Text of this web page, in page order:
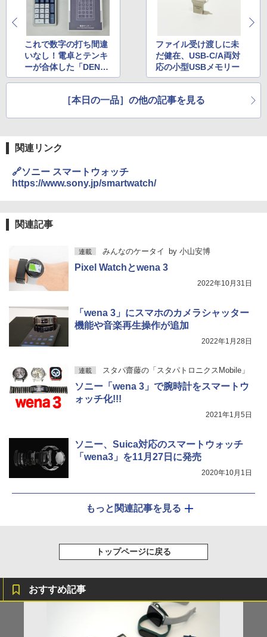
これで数字の打ち間違
いなし！電卓とテンキ
ーが合体した「DENTE
N」を導入
ファイル受け渡しに未
だ健在、USB-C/A両対
応の小型USBメモリー
［本日の一品］の他の記事を見る
関連リンク
🔗ソニー スマートウォッチ
https://www.sony.jp/smartwatch/
関連記事
連載 みんなのケータイ by 小山安博
Pixel Watchとwena 3
2022年10月31日
「wena 3」にスマホのカメラシャッター
機能や音楽再生操作が追加
2022年1月28日
連載 スタパ齋藤の「スタパトロニクスMobile」
ソニー「wena 3」で腕時計をスマートウ
ォッチ化!!!
2021年1月5日
ソニー、Suica対応のスマートウォッチ
「wena3」を11月27日に発売
2020年10月1日
もっと関連記事を見る
トップページに戻る
おすすめ記事